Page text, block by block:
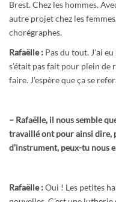
Brest. Chez les hommes.
autre projet chez les
chorégraphes.
Rafaëlle : Pas du tout. J’ai
s’était pas fait pour plein de
faire. J’espère que ça se
– Rafaëlle, il nous semble
travaillé ont pour ainsi dire,
d’instrument, peux-tu nous
Rafaëlle :Oui ! Les petites